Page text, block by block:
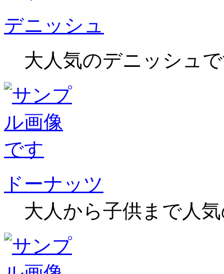
デニッシュ
大人気のデニッシュ
ドーナッツ
大人から子供まで人